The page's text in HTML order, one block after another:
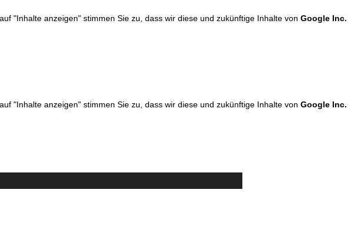
"Inhalte anzeigen" stimmen Sie zu, dass wir diese und zukünftige Inhalte von Google Inc.
"Inhalte anzeigen" stimmen Sie zu, dass wir diese und zukünftige Inhalte von Google Inc.